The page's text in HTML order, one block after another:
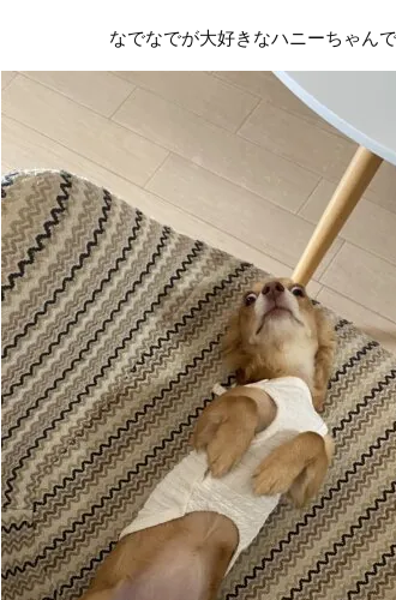
なでなでが大好きなハニーちゃん